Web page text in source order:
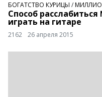
БОГАТСТВО КУРИЦЫ /
Способ
играть на гитаре
2162 26 апреля 2015